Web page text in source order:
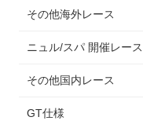
その他海外レース
ニュル/スパ 開催レース
その他国内レース
GT仕様